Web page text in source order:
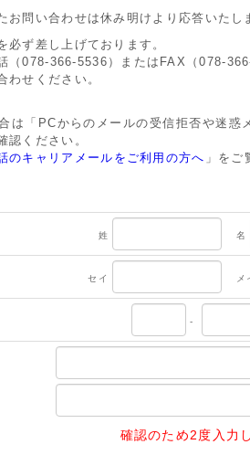
問い合わせは休み明けより応答いたし
ず差し上げております。
（078-366-5536）またはFAX（078-
わせください。
は「PCからのメールの受信拒否や迷惑
認ください。
のキャリアメールをご利用の方へ 」をご
姓 名
セイ メ
-
確認のため2度入力